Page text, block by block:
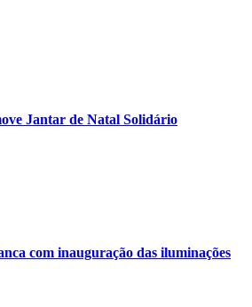
Jantar de Natal Solidário
com inauguração das iluminações